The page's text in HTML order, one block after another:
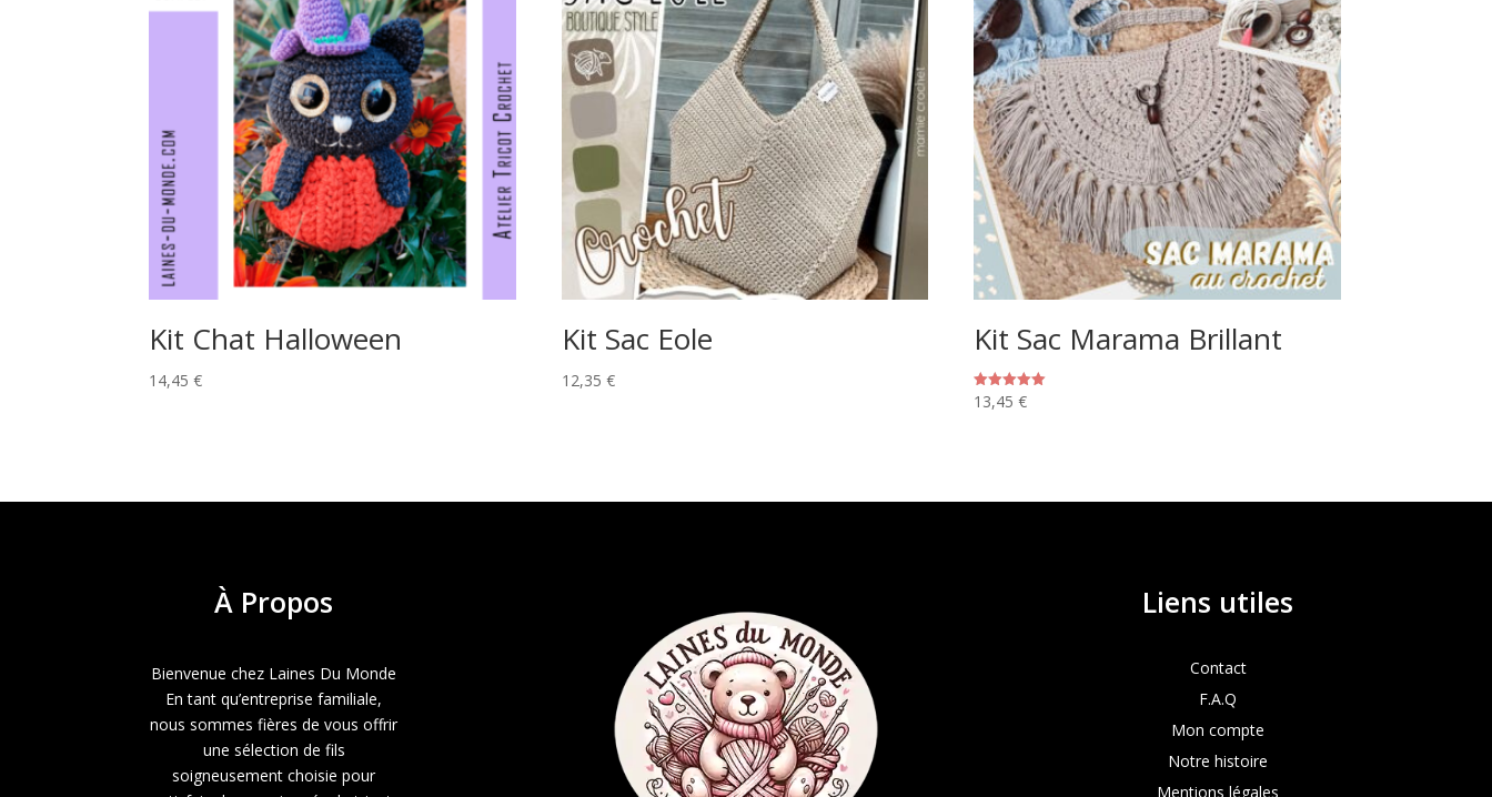
Kit Chat Halloween
14,45€
Kit Sac Eole
12,35 €
Kit Sac Marama Brillant
Note
5.00
13,45€
À Propos
Bienvenue chez Laines Du Monde
En tant qu’entreprise familiale,
nous sommes fières de vous offrir
une sélection de fils
soigneusement choisie pour
Liens utiles
Contact
F.A.Q
Mon compte
Notre histoire
Mentions légales